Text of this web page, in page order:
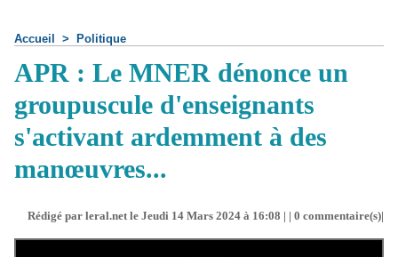
Accueil > Politique
APR : Le MNER dénonce un
groupuscule d'enseignants
s'activant ardemment à des
manœuvres...
Rédigé par leral.net le Jeudi 14 Mars 2024 à 16:08 | | 0 commentaire(s)|